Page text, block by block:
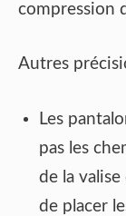
compression
Autres
Les
pas les
de la
de placer